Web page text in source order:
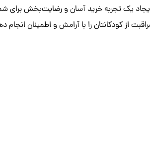
یک تجربه خرید آسان و رضایت‌بخش برای
از کودکانتان را با آرامش و اطمینان